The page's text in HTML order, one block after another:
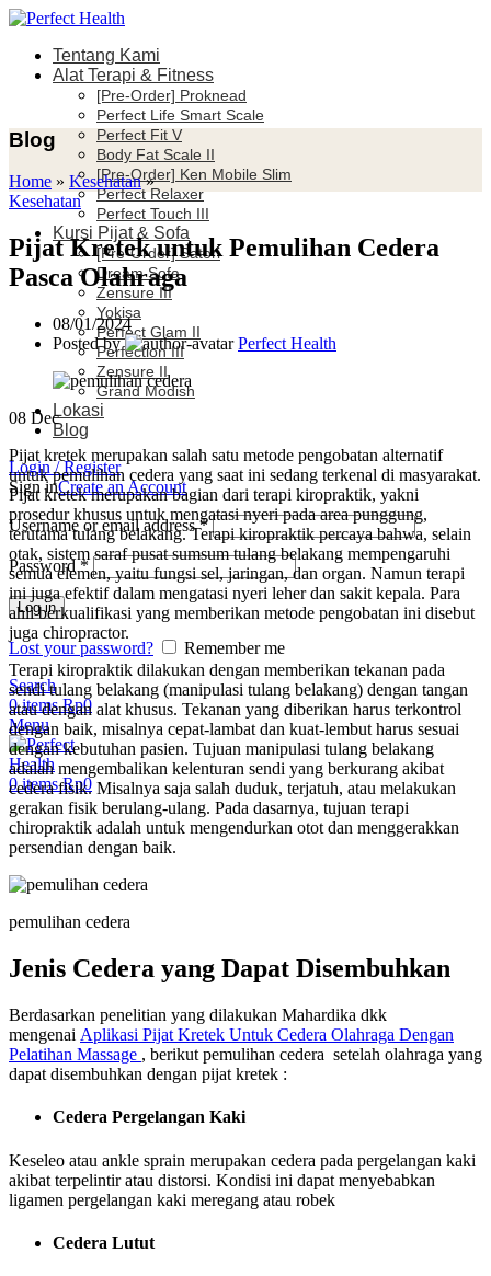
Tentang Kami
Alat Terapi & Fitness
[Pre-Order] Proknead
Perfect Life Smart Scale
Perfect Fit V
Body Fat Scale II
[Pre-Order] Ken Mobile Slim
Perfect Relaxer
Perfect Touch III
Kursi Pijat & Sofa
[Pre-Order] Satori
Dream Sofa
Zensure III
Yokisa
Perfect Glam II
Perfection III
Zensure II
Grand Modish
Lokasi
Blog
Login / Register
Sign inCreate an Account
Username or email address*
Password*
Log in
Lost your password?
Remember me
Search
0items Rp0
Menu
0items Rp0
Blog
Home » Kesehatan»
Kesehatan
Pijat Kretek untuk Pemulihan Cedera
Pasca Olahraga
08/01/2024
Posted by
Perfect Health
08 Dec
Pijat kretek merupakan salah satu metode pengobatan alternatif
untuk pemulihan cedera yang saat ini sedang terkenal di masyarakat.
Pijat kretek merupakan bagian dari terapi kiropraktik, yakni
prosedur khusus untuk mengatasi nyeri pada area punggung,
terutama tulang belakang. Terapi kiropraktik percaya bahwa, selain
otak, sistem saraf pusat sumsum tulang belakang mempengaruhi
semua elemen, yaitu fungsi sel, jaringan, dan organ. Namun terapi
ini juga efektif dalam mengatasi nyeri leher dan sakit kepala. Para
ahli berkualifikasi yang memberikan metode pengobatan ini disebut
juga chiropractor.
Terapi kiropraktik dilakukan dengan memberikan tekanan pada
sendi tulang belakang (manipulasi tulang belakang) dengan tangan
atau dengan alat khusus. Tekanan yang diberikan harus terkontrol
dengan baik, misalnya cepat-lambat dan kuat-lembut harus sesuai
dengan kebutuhan pasien. Tujuan manipulasi tulang belakang
adalah mengembalikan kelenturan sendi yang berkurang akibat
cedera fisik. Misalnya saja salah duduk, terjatuh, atau melakukan
gerakan fisik berulang-ulang. Pada dasarnya, tujuan terapi
chiropraktik adalah untuk mengendurkan otot dan menggerakkan
persendian dengan baik.
pemulihan cedera
Jenis Cedera yang Dapat Disembuhkan
Berdasarkan penelitian yang dilakukan Mahardika dkk
mengenai Aplikasi Pijat Kretek Untuk Cedera Olahraga Dengan
Pelatihan Massage , berikut pemulihan cedera setelah olahraga yang
dapat disembuhkan dengan pijat kretek :
Cedera Pergelangan Kaki
Keseleo atau ankle sprain merupakan cedera pada pergelangan kaki
akibat terpelintir atau distorsi. Kondisi ini dapat menyebabkan
ligamen pergelangan kaki meregang atau robek
Cedera Lutut